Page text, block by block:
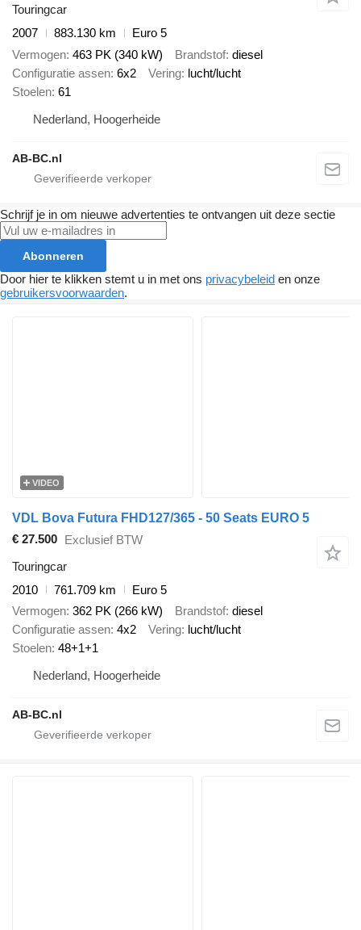
Touringcar
2007
883.130 km
Euro 5
Vermogen 463 PK (340 kW) Brandstof diesel
Configuratie assen 6x2 Vering lucht/lucht
Stoelen 61
Nederland, Hoogerheide
AB-BC.nl
Schrijf je in om nieuwe advertenties te ontvangen uit deze sectie
Abonneren
Door hier te klikken stemt u in met ons privacybeleid en onze
gebruikersvoorwaarden.
VIDEO
VDL Bova Futura FHD127/365 - 50 Seats EURO 5
€ 27.500 Exclusief BTW
Touringcar
2010
761.709 km
Euro 5
Vermogen 362 PK (266 kW) Brandstof diesel
Configuratie assen 4x2 Vering lucht/lucht
Stoelen 48+1+1
Nederland, Hoogerheide
AB-BC.nl